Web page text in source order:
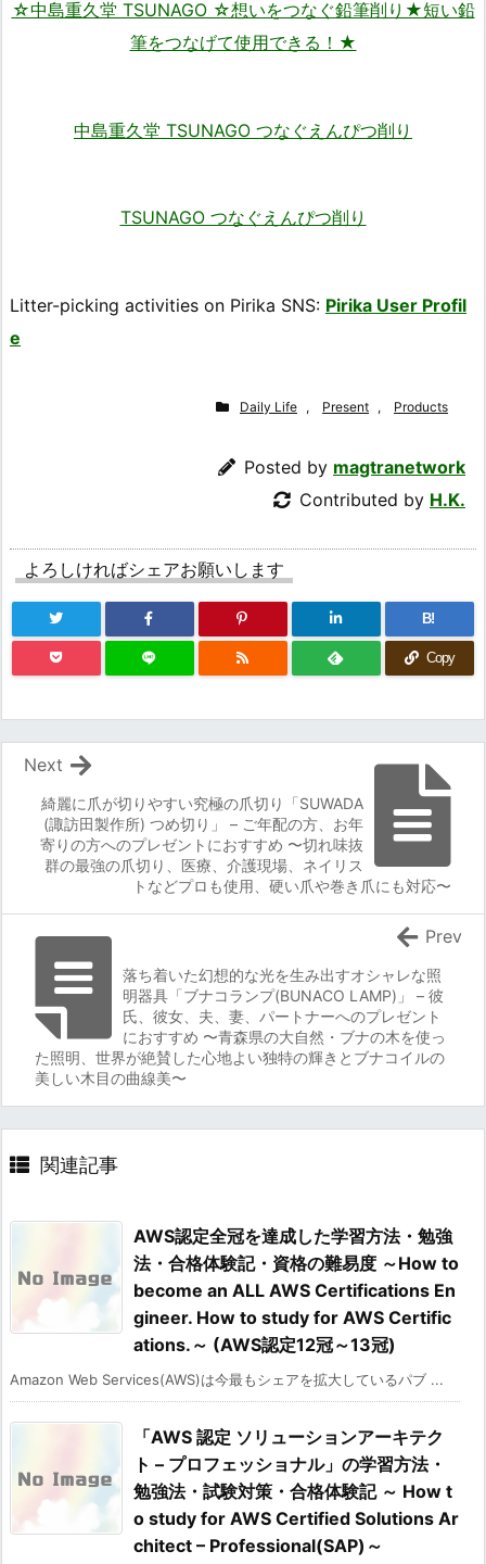
☆中島重久堂 TSUNAGO ☆想いをつなぐ鉛筆削り★短い鉛
筆をつなげて使用できる！★
中島重久堂 TSUNAGO つなぐえんぴつ削り
TSUNAGO つなぐえんぴつ削り
Litter-picking activities on Pirika SNS: Pirika User Profil
e
Daily Life , Present , Products
Posted by magtranetwork
Contributed by H.K.
よろしければシェアお願いします
B!
Copy
綺麗に爪が切りやすい究極の爪切り「SUWADA
(諏訪田製作所) つめ切り」 – ご年配の方、お年
寄りの方へのプレゼントにおすすめ 〜切れ味抜
群の最強の爪切り、医療、介護現場、ネイリス
トなどプロも使用、硬い爪や巻き爪にも対応〜
Next
落ち着いた幻想的な光を生み出すオシャレな照
明器具「ブナコランプ(BUNACO LAMP)」 – 彼
氏、彼女、夫、妻、パートナーへのプレゼント
におすすめ 〜青森県の大自然・ブナの木を使っ
た照明、世界が絶賛した心地よい独特の輝きとブナコイルの
美しい木目の曲線美〜
Prev
関連記事
AWS認定全冠を達成した学習方法・勉強
法・合格体験記・資格の難易度 ～How to
become an ALL AWS Certifications En
gineer. How to study for AWS Certific
ations.～ (AWS認定12冠～13冠)
Amazon Web Services(AWS)は今最もシェアを拡大しているパブ ...
「AWS 認定 ソリューションアーキテク
ト – プロフェッショナル」の学習方法・
勉強法・試験対策・合格体験記 ～ How t
o study for AWS Certified Solutions Ar
chitect – Professional(SAP)～